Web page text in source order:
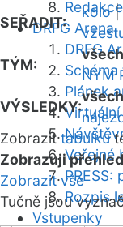
DRFG Arena
DRFG
Plánek
Veřejné
PRESS:
Rozpis
Vstupenky
SEŘADIT:
kolo|
TÝM:
NYM
VÝSLEDKY:
Zobrazittabulku
Zobrazuji
Zobrazit vše
Tučně jsou